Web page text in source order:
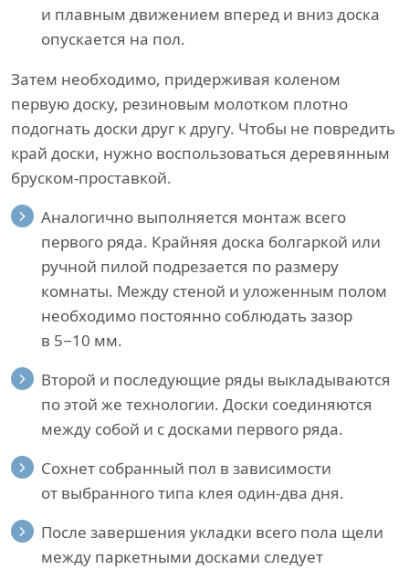
и плавным движением вперед и вниз доска
опускается на пол.
Затем необходимо, придерживая коленом
первую доску, резиновым молотком плотно
подогнать доски друг к другу. Чтобы не повредить
край доски, нужно воспользоваться деревянным
бруском-проставкой.
Аналогично выполняется монтаж всего
первого ряда. Крайняя доска болгаркой или
ручной пилой подрезается по размеру
комнаты. Между стеной и уложенным полом
необходимо постоянно соблюдать зазор
в 5−10 мм.
Второй и последующие ряды выкладываются
по этой же технологии. Доски соединяются
между собой и с досками первого ряда.
Сохнет собранный пол в зависимости
от выбранного типа клея один-два дня.
После завершения укладки всего пола щели
между паркетными досками следует